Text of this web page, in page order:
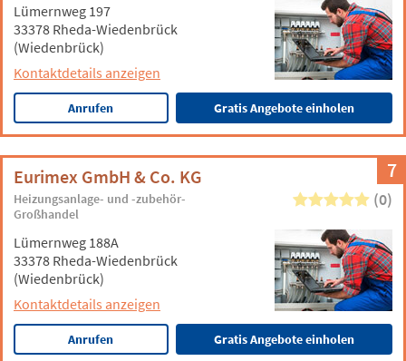
Lümernweg 197
33378 Rheda-Wiedenbrück
(Wiedenbrück)
Kontaktdetails anzeigen
Anrufen Gratis Angebote einholen
7
Eurimex GmbH & Co. KG
Heizungsanlage- und -zubehör-
Großhandel
(0)
Lümernweg 188A
33378 Rheda-Wiedenbrück
(Wiedenbrück)
Kontaktdetails anzeigen
Anrufen Gratis Angebote einholen